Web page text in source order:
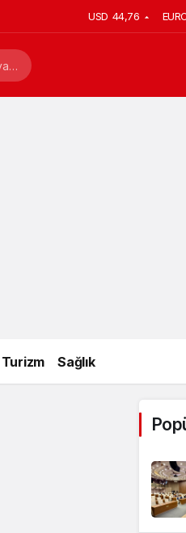
USD 44,76
Turizm Sağlık